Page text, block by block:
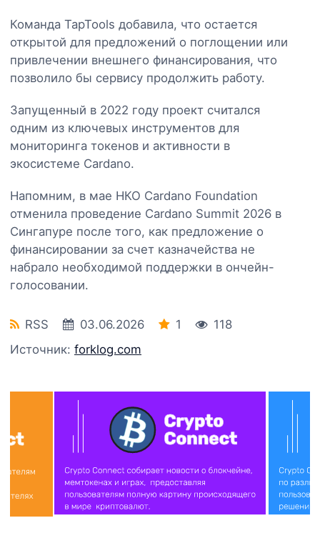
Команда TapTools добавила, что остается
открытой для предложений о поглощении или
привлечении внешнего финансирования, что
позволило бы сервису продолжить работу.
Запущенный в 2022 году проект считался
одним из ключевых инструментов для
мониторинга токенов и активности в
экосистеме Cardano.
Напомним, в мае НКО Cardano Foundation
отменила проведение Cardano Summit 2026 в
Сингапуре после того, как предложение о
финансировании за счет казначейства не
набрало необходимой поддержки в ончейн-
голосовании.
RSS 03.06.2026 1
118
Источник: forklog.com